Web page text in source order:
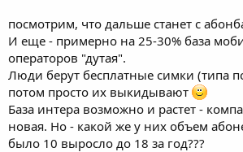
посмотрим, что дальше станет с
И еще - примерно на 25-30% база
операторов "дутая".
Люди берут бесплатные симки (типа
потом просто их выкидывают
База интера возможно и растет -
новая. Но - какой же у них объем
было 10 выросло до 18 за год???